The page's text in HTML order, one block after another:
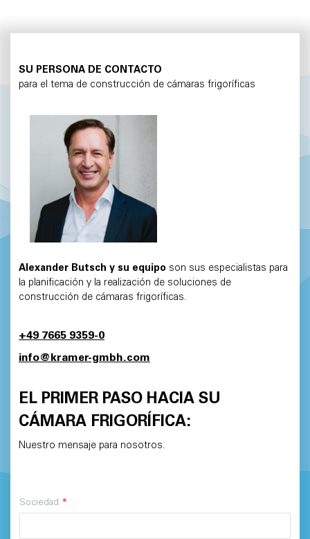
EL PRIMER PASO HACIA SU
CÁMARA FRIGORÍFICA:
Nuestro mensaje para nosotros.
Sociedad *
SU PERSONA DE CONTACTO
para el tema de construcción de cámaras frigoríficas
Alexander Butsch y su equipo son sus especialistas para
la planificación y la realización de soluciones de
construcción de cámaras frigoríficas.
+49 7665 9359-0
info@kramer-gmbh.com